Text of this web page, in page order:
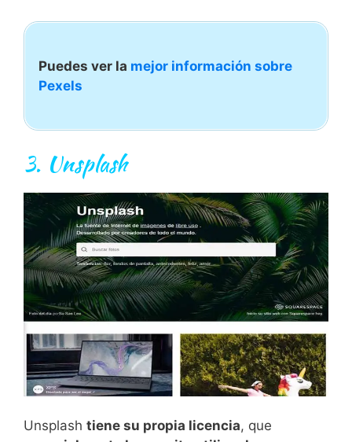
Puedes ver la mejor información sobre
Pexels
3. Unsplash
Unsplash tiene su propia licencia, que